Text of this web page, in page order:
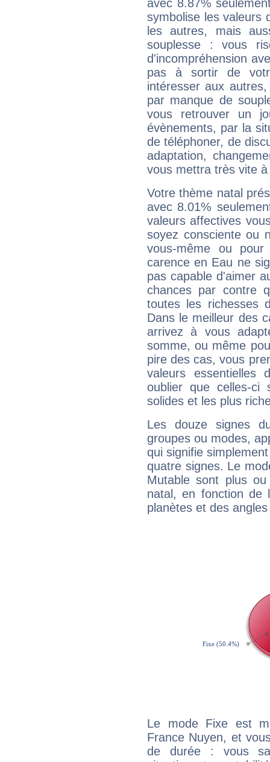
avec 8.87%
symbolise les valeurs
les autres, mais
souplesse : vous
d'incompréhension
pas à sortir de
intéresser aux
par manque de
vous retrouver un
évènements, par la
de téléphoner, de
adaptation,
vous mettra très vite
Votre thème natal
avec 8.01%
valeurs affectives
soyez consciente ou
vous-même ou
carence en Eau ne
pas capable d'aimer
chances par contre
toutes les richesses
Dans le meilleur des
arrivez à vous
somme, ou même
pire des cas, vous
valeurs
oublier que celles-
solides et les plus
Les douze signes
groupes ou modes,
qui signifie
quatre signes. Le
Mutable sont plus
natal, en fonction de
planètes et des
Le mode Fixe est
France Nuyen, et
de durée : vous